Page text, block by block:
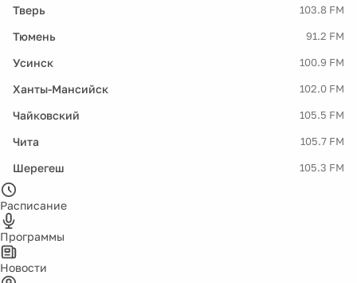
Тверь 103.8 FM
Тюмень 91.2 FM
Усинск 100.9 FM
Ханты-Мансийск 102.0 FM
Чайковский 105.5 FM
Чита 105.7 FM
Шерегеш 105.3 FM
Расписание
Программы
Новости